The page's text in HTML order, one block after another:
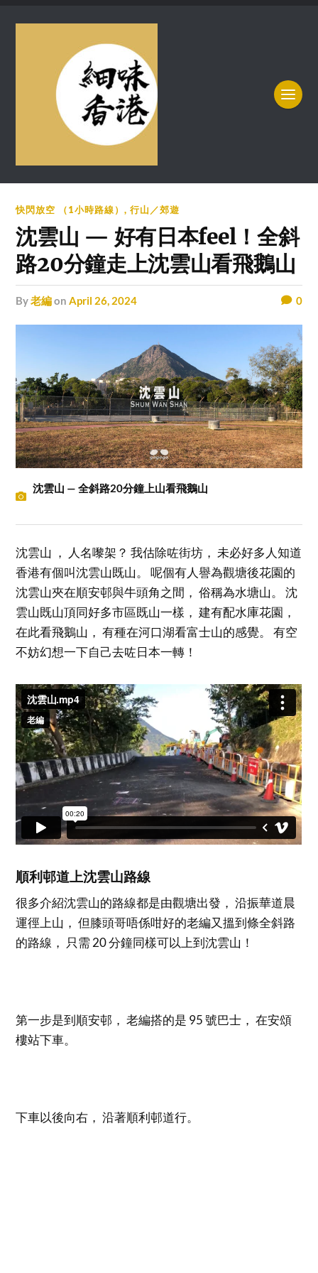
快閃放空 （1小時路線）,行山／郊遊
沈雲山 — 好有日本feel！全斜
路20分鐘走上沈雲山看飛鵝山
by老編onApril 26, 2024 0
沈雲山 — 全斜路20分鐘上山看飛鵝山
沈雲山 ， 人名嚟架？ 我估除咗街坊， 未必好多人知道
香港有個叫沈雲山既山。 呢個有人譽為觀塘後花園的
沈雲山夾在順安邨與牛頭角之間， 俗稱為水塘山。 沈
雲山既山頂同好多市區既山一樣， 建有配水庫花園，
在此看飛鵝山， 有種在河口湖看富士山的感覺。 有空
不妨幻想一下自己去咗日本一轉！
順利邨道上沈雲山路線
很多介紹沈雲山的路線都是由觀塘出發， 沿振華道晨
運徑上山， 但膝頭哥唔係咁好的老編又搵到條全斜路
的路線， 只需 20 分鐘同樣可以上到沈雲山！
第一步是到順安邨， 老編搭的是 95 號巴士， 在安頌
樓站下車。
下車以後向右， 沿著順利邨道行。